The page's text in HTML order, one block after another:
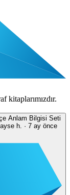
kitaplarımızdır.
Anlam Bilgisi Seti
ayse h. · 7 ay önce